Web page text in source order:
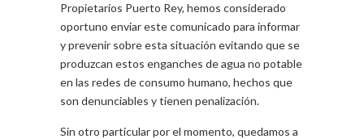
Propietarios Puerto Rey, hemos considerado
oportuno enviar este comunicado para informar
y prevenir sobre esta situación evitando que se
produzcan estos enganches de agua no potable
en las redes de consumo humano, hechos que
son denunciables y tienen penalización.
Sin otro particular por el momento, quedamos a